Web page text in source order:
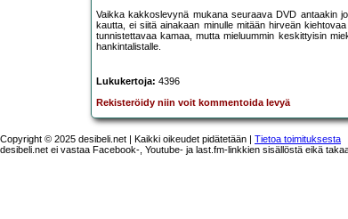
Vaikka kakkoslevynä mukana seuraava DVD antaakin
kautta, ei siitä ainakaan minulle mitään hirveän
tunnistettavaa kamaa, mutta mieluummin keskittyisin
hankintalistalle.
Lukukertoja: 4396
Rekisteröidy niin voit kommentoida levyä
Copyright © 2025 desibeli.net | Kaikki oikeudet pidätetään | Tietoa toimituksesta
desibeli.net ei vastaa Facebook-, Youtube- ja last.fm-linkkien sisällöstä eikä